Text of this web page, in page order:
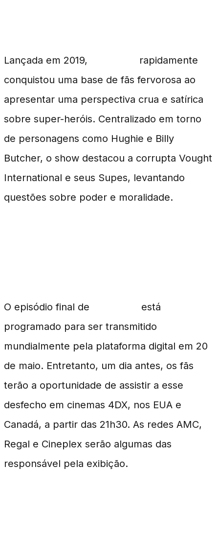
Lançada em 2019,
rapidamente
conquistou uma base de fãs fervorosa ao
apresentar uma perspectiva crua e satírica
sobre super-heróis. Centralizado em torno
de personagens como Hughie e Billy
Butcher, o show destacou a corrupta Vought
International e seus Supes, levantando
questões sobre poder e moralidade.
O episódio final de
está
programado para ser transmitido
mundialmente pela plataforma digital em 20
de maio. Entretanto, um dia antes, os fãs
terão a oportunidade de assistir a esse
desfecho em cinemas 4DX, nos EUA e
Canadá, a partir das 21h30. As redes AMC,
Regal e Cineplex serão algumas das
responsável pela exibição.